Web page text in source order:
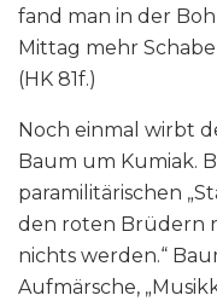
fand man in der
Mittag mehr
(HK 81f.)
Noch einmal wirbt
Baum um Kumiak.
paramilitärischen
den roten Brüdern
nichts werden.“
Aufmärsche,